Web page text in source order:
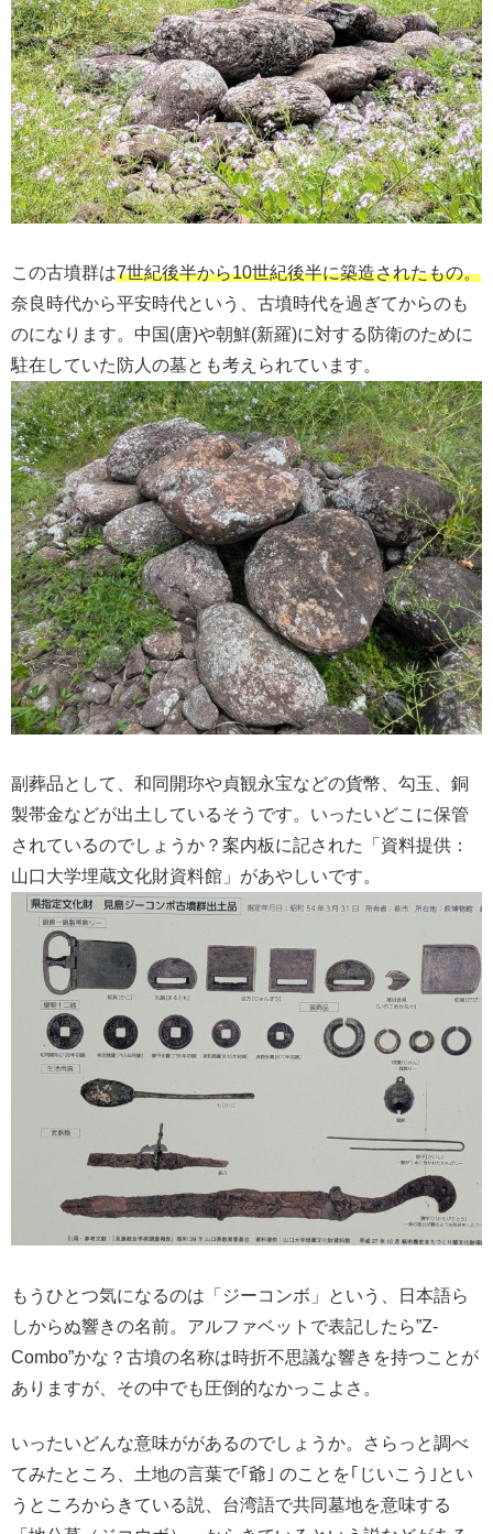
この古墳群は7世紀後半から10世紀後半に築造されたもの。
奈良時代から平安時代という、古墳時代を過ぎてからのも
のになります。中国(唐)や朝鮮(新羅)に対する防衛のために
駐在していた防人の墓とも考えられています。
副葬品として、和同開珎や貞観永宝などの貨幣、勾玉、銅
製帯金などが出土しているそうです。いったいどこに保管
されているのでしょうか？案内板に記された「資料提供：
山口大学埋蔵文化財資料館」があやしいです。
もうひとつ気になるのは「ジーコンボ」という、日本語ら
しからぬ響きの名前。アルファベットで表記したら”Z-
Combo”かな？古墳の名称は時折不思議な響きを持つことが
ありますが、その中でも圧倒的なかっこよさ。
いったいどんな意味ががあるのでしょうか。さらっと調べ
てみたところ、土地の言葉で｢爺｣ のことを｢じいこう｣とい
うところからきている説、台湾語で共同墓地を意味する